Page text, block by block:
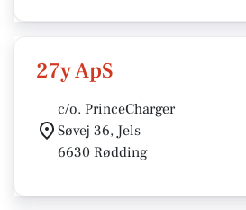
27y ApS
c/o. PrinceCharger
Søvej 36, Jels
6630 Rødding